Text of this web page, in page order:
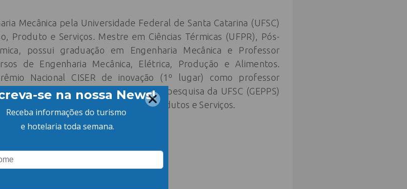
Mecânica pela Universidade Federal de Santa Catarina (UFSC)
Produto e Serviços. Mestre em Ciências Térmicas (UFPR), Pós-
possui graduação em Engenharia Mecânica e Professor
de Engenharia Mecânica, Elétrica, Produção e Alimentos.
Nacional CISER de inovação (1º lugar) como professor
além de ser membro do grupo de pesquisa da UFSC (GEPPS)
de Desenvolvimento de Produtos e Serviços.